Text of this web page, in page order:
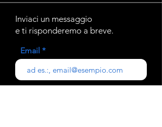
Inviaci un messaggio
e ti risponderemo a breve.
Email